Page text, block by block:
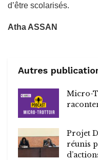
d’être scolarisés.
Atha ASSAN
Autres
Micro-
Projet
réunis